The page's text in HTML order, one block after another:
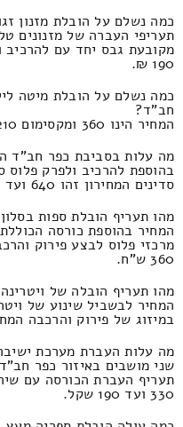
כמה נשלם על הובלת מזנון
190 ₪.
כמה נשלם על הובלת מיטה
חב"ד?
המחיר הינו 360 ומקסימום 210 ש"ח.
מה עלות בסביבת כפר חב"ד
בהוספת להרכיב ולפרק
סדינים המחירון זהו 640 ועד 200 שקל.
מהו תעריף הובלת ספות
המחיר בהוספת כורסה
360 ש"ח.
מהו תעריף הובלה של
המחיר לבשביל שינוע של
במיזוג של פירוק והרכבה המחיר זה 370 ועד
מה עלות העברת מערכת
שני מושבים באיזור כפר
תעריף העברת הכורסה עם
330 ועד 190 שקל.